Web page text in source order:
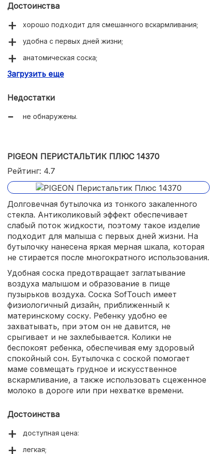
Достоинства
хорошо подходит для смешанного вскармливания;
удобна с первых дней жизни;
анатомическая соска;
приятная на ощупь текстура.
Загрузить еще
Недостатки
не обнаружены.
PIGEON ПЕРИСТАЛЬТИК ПЛЮС 14370
Рейтинг: 4.7
Долговечная бутылочка из тонкого закаленного
стекла. Антиколиковый эффект обеспечивает
слабый поток жидкости, поэтому такое изделие
подходит для малыша с первых дней жизни. На
бутылочку нанесена яркая мерная шкала, которая
не стирается после многократного использования.
Удобная соска предотвращает заглатывание
воздуха малышом и образование в пище
пузырьков воздуха. Соска SofTouch имеет
физиологичный дизайн, приближенный к
материнскому соску. Ребенку удобно ее
захватывать, при этом он не давится, не
срыгивает и не захлебывается. Колики не
беспокоят ребенка, обеспечивая ему здоровый
спокойный сон. Бутылочка с соской помогает
маме совмещать грудное и искусственное
вскармливание, а также использовать сцеженное
молоко в дороге или при нехватке времени.
Достоинства
доступная цена:
легкая;